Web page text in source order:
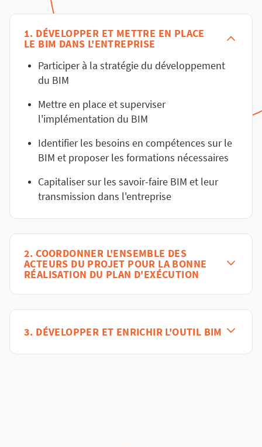
1. DÉVELOPPER ET METTRE EN PLACE
LE BIM DANS L'ENTREPRISE
Participer à la stratégie du développement
du BIM
Mettre en place et superviser
l'implémentation du BIM
Identifier les besoins en compétences sur le
BIM et proposer les formations nécessaires
Capitaliser sur les savoir-faire BIM et leur
transmission dans l'entreprise
2. COORDONNER L'ENSEMBLE DES
ACTEURS DU PROJET POUR LA BONNE
RÉALISATION DU PLAN D'EXÉCUTION
3. DÉVELOPPER ET ENRICHIR L'OUTIL BIM